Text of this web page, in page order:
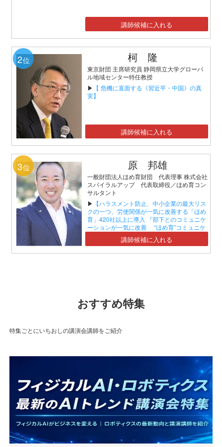
講師候補に入れる
2位 柯 隆
東京財団 主席研究員 静岡県立大学グローバ
ル地域センター特任教授
▶ 【 危機に直面する《習近平・中国》の真
実】
講師候補に入れる
3位 原 邦雄
一般財団法人ほめ育財団 代表理事 株式会社
スパイラルアップ 代表取締役／ほめ育コン
サルタント
▶ 【ハラスメント防止、中小企業の最大リス
クの一つ、労使関係が一気に改善する「ほめ
育」420社以上に導入 『部下とのコミュニケ
ーションが一気に改善 “ほめ育”コミュニケ
ーションセミナー』】講師候補に入れる
おすすめ特集
特集ごとにいちおしの講演会講師をご紹介